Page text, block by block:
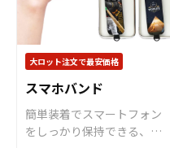
ットの
フォンタブはハトメ
タイプではなく独自の形状
＋Dカン仕様により、フォン
タブの引っ張り強度も他社
よりも高く、またスマート
な見た目もオリジナルグッ
ズマーケットの フォンタブ
が指示されている理由でも
大ロット注文で最安価格
スマホバンド
簡単装着でスマートフォン
をしっかり保持できる、新